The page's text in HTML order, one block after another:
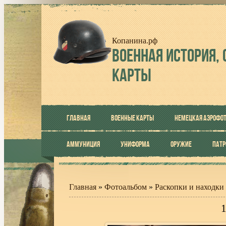
Копанина.рф
ВОЕННАЯ
КАРТЫ
ГЛАВНАЯ ВОЕННЫЕ КАРТЫ НЕМЕЦКАЯ
АММУНИЦИЯ УНИФОРМА ОРУЖИЕ
Главная » Фотоальбом » Раскопки и находки